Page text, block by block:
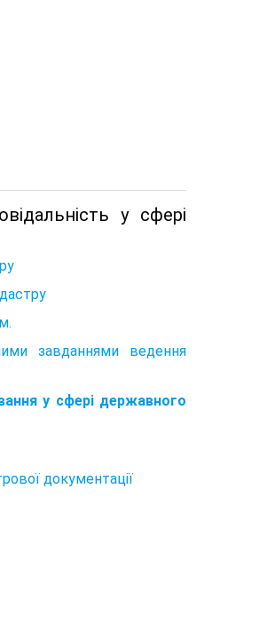
у сфері
завданнями ведення
у сфері державного
документації